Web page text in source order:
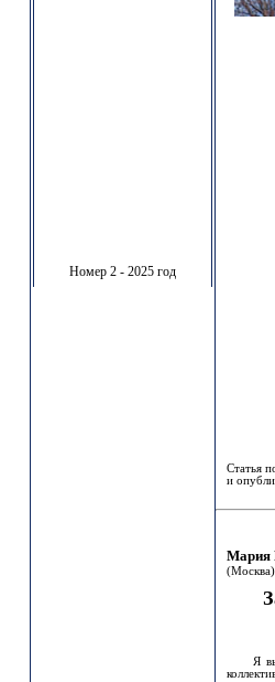
Номер 2 - 2025 год
Статья
и
Мария
(Москва)
Я